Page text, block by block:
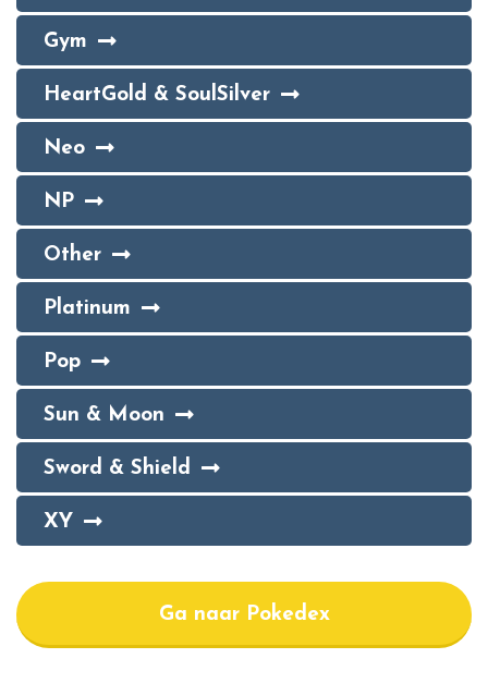
Gym
HeartGold & SoulSilver
Neo
NP
Other
Platinum
Pop
Sun & Moon
Sword & Shield
XY
Ga naar Pokedex